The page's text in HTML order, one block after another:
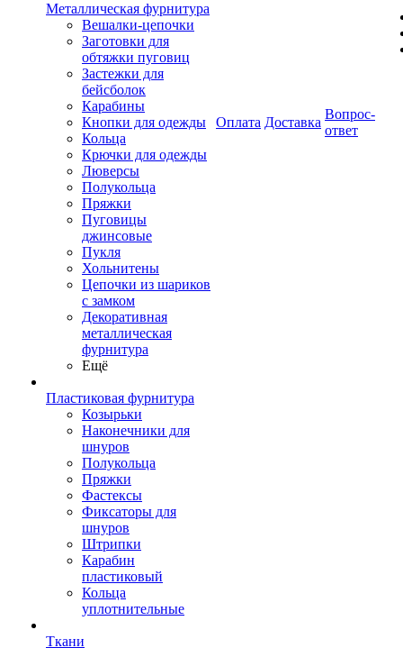
Металлическая фурнитура
Вешалки-цепочки
Заготовки для
обтяжки пуговиц
Застежки для
бейсболок
Карабины
Кнопки для одежды
Кольца
Крючки для одежды
Люверсы
Полукольца
Пряжки
Пуговицы
джинсовые
Пукля
Хольнитены
Цепочки из шариков
с замком
Декоративная
металлическая
фурнитура
Ещё
Пластиковая фурнитура
Козырьки
Наконечники для
шнуров
Полукольца
Пряжки
Фастексы
Фиксаторы для
шнуров
Штрипки
Карабин
пластиковый
Кольца
уплотнительные
Ткани
Оплата Доставка
Вопрос-
ответ